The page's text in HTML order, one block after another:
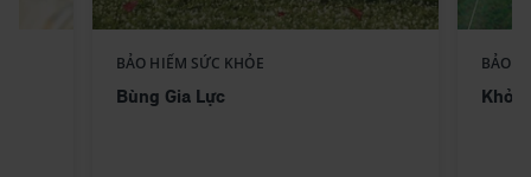
Replace component AIA -
BẢO HIỂM SỨC KHỎE
Bùng Gia Lực
BẢO
Khỏe